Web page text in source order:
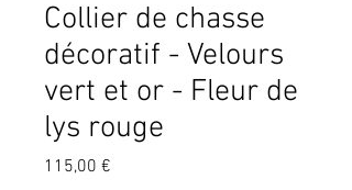
Collier de chasse
décoratif - Velours
vert et or - Fleur de
lys rouge
115,00 €